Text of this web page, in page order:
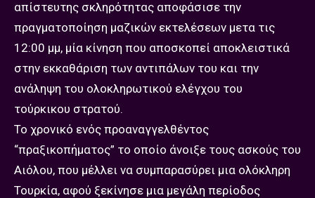
απίστευτης σκληρότητας αποφάσισε την
πραγματοποίηση μαζικών εκτελέσεων μετα τις
12:00 μμ, μία κίνηση που αποσκοπεί αποκλειστικά
στην εκκαθάριση των αντιπάλων του και την
ανάληψη του ολοκληρωτικού ελέγχου του
τούρκικου στρατού.
Το χρονικό ενός προαναγγελθέντος
“πραξικοπήματος” το οποίο άνοιξε τους ασκούς του
Αιόλου, που μέλλει να συμπαρασύρει μια ολόκληρη
Τουρκία, αφού ξεκίνησε μια μεγάλη περίοδος